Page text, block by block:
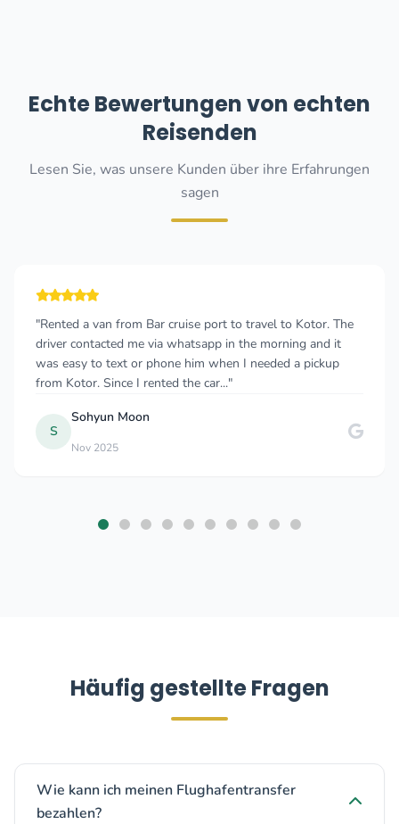
Echte Bewertungen von echten
Reisenden
Lesen Sie, was unsere Kunden über ihre Erfahrungen
sagen
Bar cruise port to travel to Kotor. The
via whatsapp in the morning and it
phone him when I needed a pickup
rented the car..."
"If You look for a
any location in
is a right choice!
Häufig gestellte Fragen
Wie kann ich meinen Flughafentransfer
bezahlen?